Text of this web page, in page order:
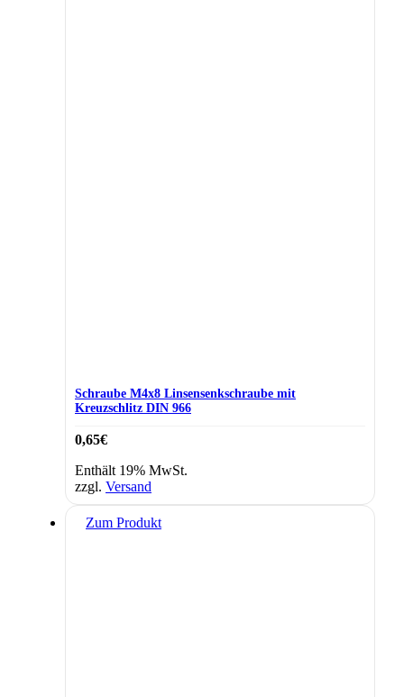
Schraube M4x8 Linsensenkschraube mit
Kreuzschlitz DIN 966
0,65€
Enthält 19% MwSt.
zzgl. Versand
Zum Produkt